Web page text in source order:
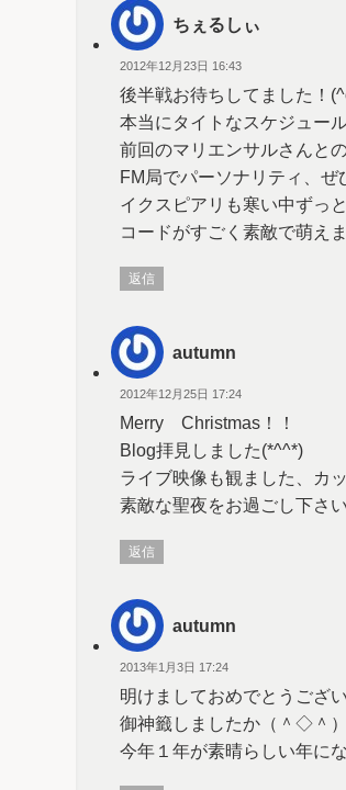
ちぇるしぃ
2012年12月23日 16:43
後半戦お待ちしてました！
本当にタイトなスケジュー
前回のマリエンサルさんと
FM局でパーソナリティ、
イクスピアリも寒い中ずっ
コードがすごく素敵で萌え
返信
autumn
2012年12月25日 17:24
Merry Christmas！！
Blog拝見しました(*^^*)
ライブ映像も観ました、カ
素敵な聖夜をお過ごし下さい
返信
autumn
2013年1月3日 17:24
明けましておめでとうござ
御神籤しましたか（＾◇＾
今年１年が素晴らしい年に